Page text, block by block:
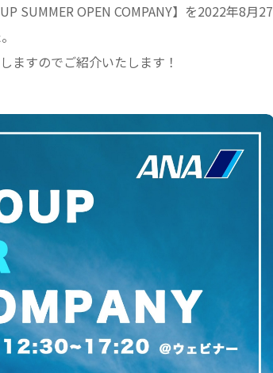
SUMMER OPEN COMPANY】を2022年8月27
ますのでご紹介いたします！